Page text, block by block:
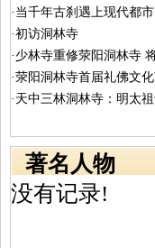
·当千年古刹遇上现代都
·初访洞林寺
·少林寺重修荥阳洞林寺
·荥阳洞林寺首届礼佛文
·天中三林洞林寺：明太
著名人物
没有记录!